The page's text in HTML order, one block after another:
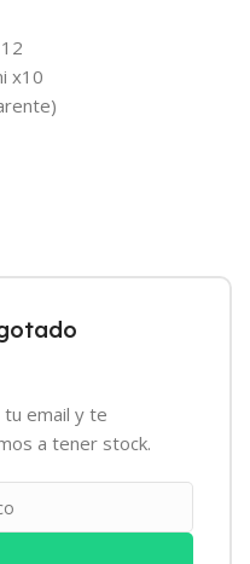
x10
email y te
a tener stock.